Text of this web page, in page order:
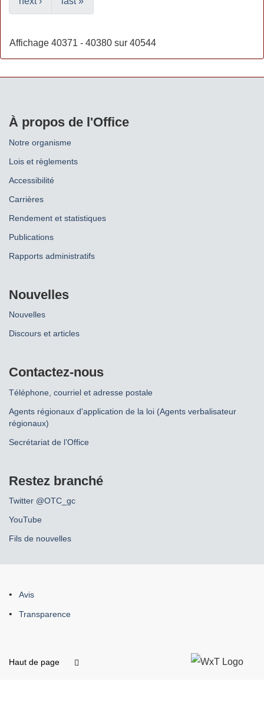
Affichage 40371 - 40380 sur 40544
À propos de l'Office
Notre organisme
Lois et règlements
Accessibilité
Carrières
Rendement et statistiques
Publications
Rapports administratifs
Nouvelles
Nouvelles
Discours et articles
Contactez-nous
Téléphone, courriel et adresse postale
Agents régionaux d'application de la loi (Agents verbalisateur
régionaux)
Secrétariat de l’Office
Restez branché
Twitter @OTC_gc
YouTube
Fils de nouvelles
À
propos
site
Avis
Transparence
Haut de page